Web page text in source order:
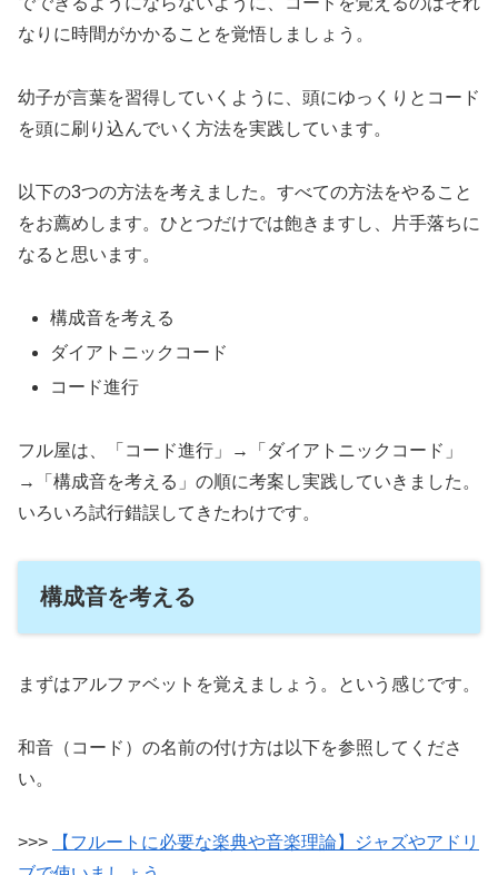
なりに時間がかかることを覚悟しましょう。
幼子が言葉を習得していくように、頭にゆっくりとコード
を頭に刷り込んでいく方法を実践しています。
以下の3つの方法を考えました。すべての方法をやること
をお薦めします。ひとつだけでは飽きますし、片手落ちに
なると思います。
構成音を考える
ダイアトニックコード
コード進行
フル屋は、「コード進行」→「ダイアトニックコード」
→「構成音を考える」の順に考案し実践していきました。
いろいろ試行錯誤してきたわけです。
構成音を考える
まずはアルファベットを覚えましょう。という感じです。
和音（コード）の名前の付け方は以下を参照してくださ
い。
>>>
【フルートに必要な楽典や音楽理論】ジャズやアドリ